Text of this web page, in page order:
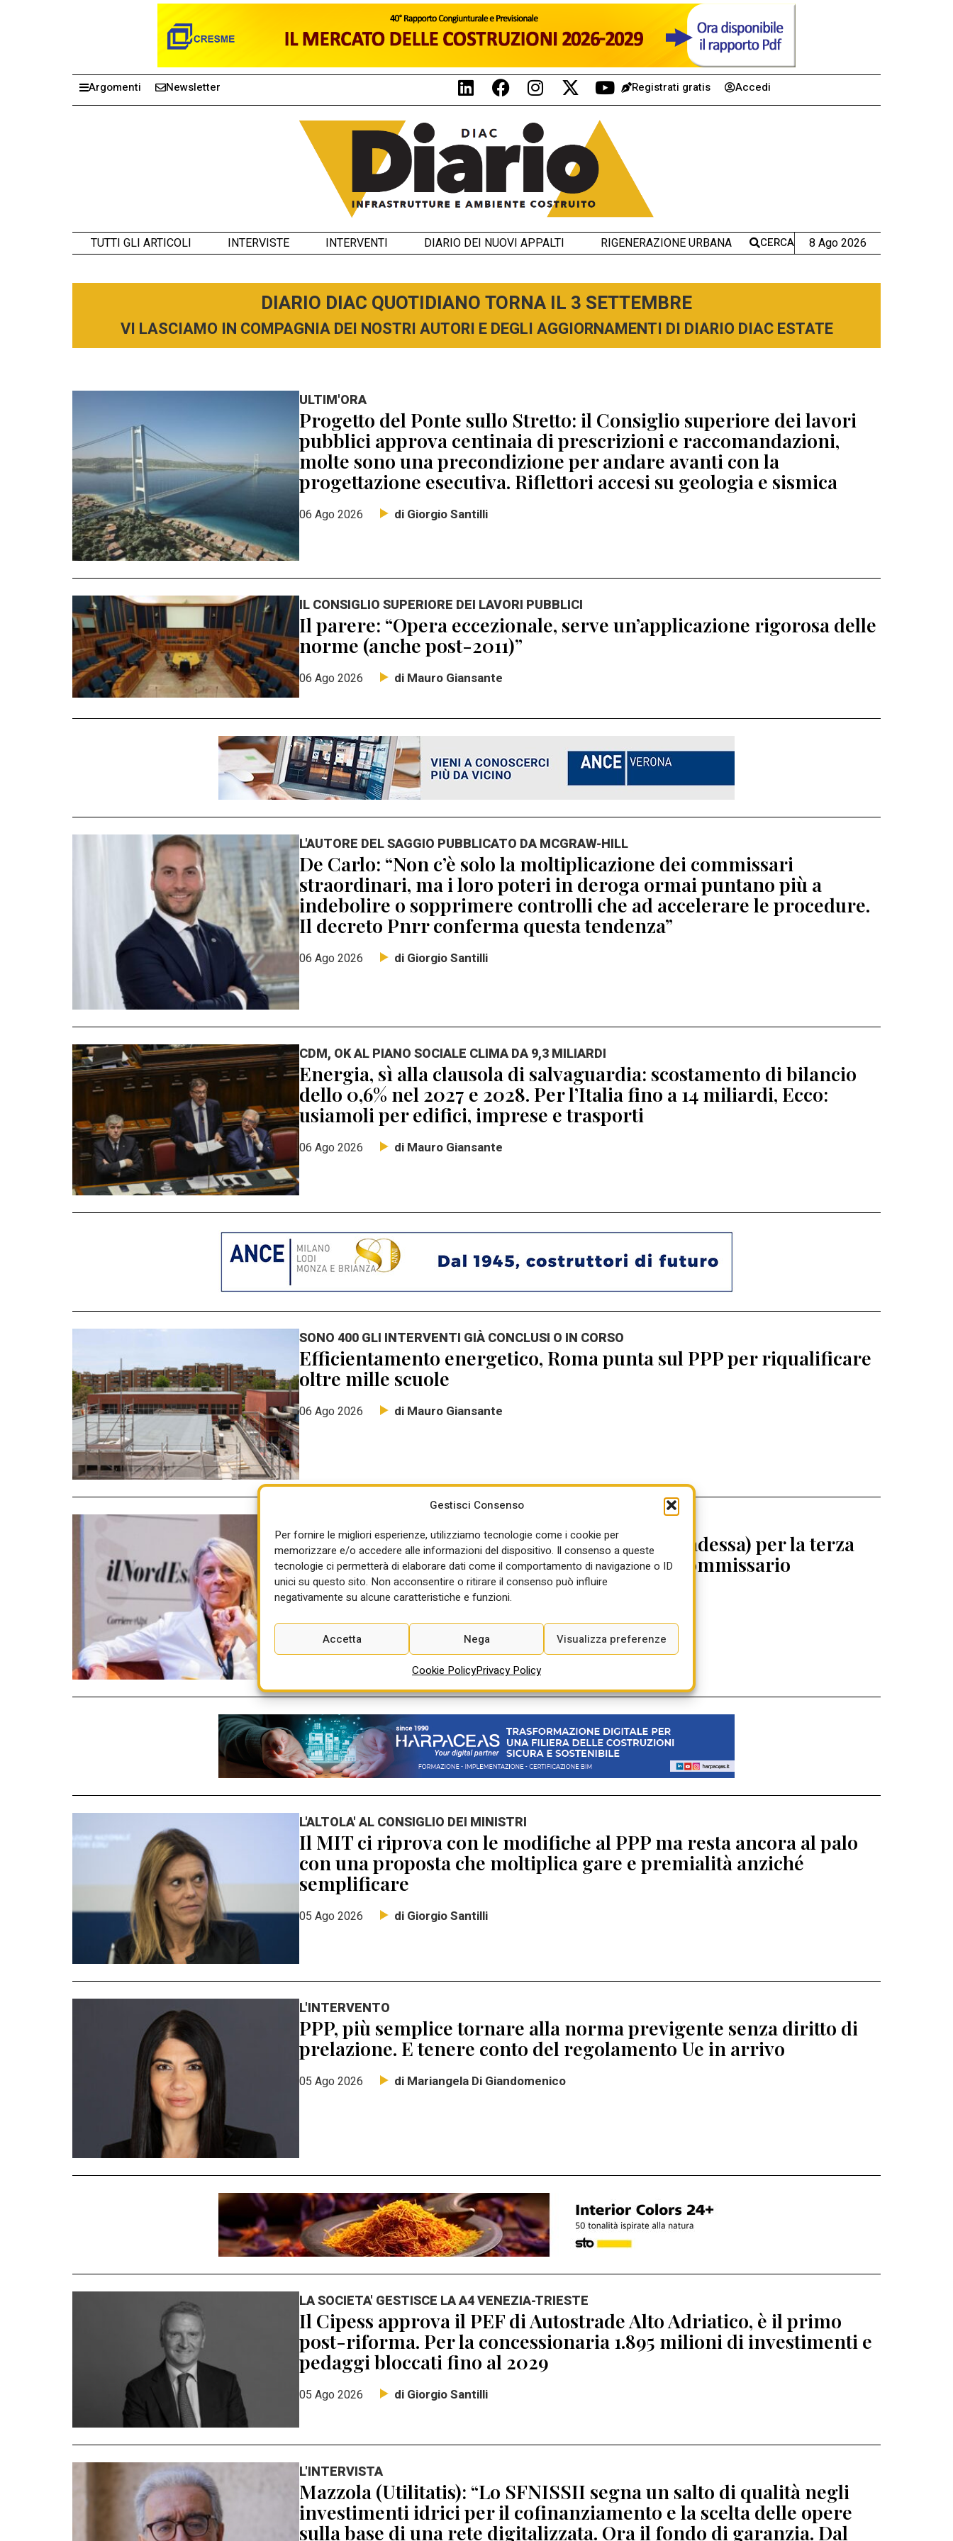
Gestisci Consenso
Per fornire le migliori esperienze, utilizziamo tecnologie come i cookie per
memorizzare e/o accedere alle informazioni del dispositivo. Il consenso a queste
tecnologie ci permetterà di elaborare dati come il comportamento di navigazione o ID
unici su questo sito. Non acconsentire o ritirare il consenso può influire
negativamente su alcune caratteristiche e funzioni.
Accetta Nega Visualizza preferenze
Cookie PolicyPrivacy Policy
Argomenti Newsletter Registrati gratis Accedi
TUTTI GLI ARTICOLI INTERVISTE INTERVENTI DIARIO DEI NUOVI APPALTI RIGENERAZIONE URBANA CERCA 8 Ago 2026
DIARIO DIAC QUOTIDIANO TORNA IL 3 SETTEMBRE
VI LASCIAMO IN COMPAGNIA DEI NOSTRI AUTORI E DEGLI AGGIORNAMENTI DI DIARIO DIAC ESTATE
ULTIM'ORA
Progetto del Ponte sullo Stretto: il Consiglio superiore dei lavori
pubblici approva centinaia di prescrizioni e raccomandazioni,
molte sono una precondizione per andare avanti con la
progettazione esecutiva. Riflettori accesi su geologia e sismica
06 Ago 2026 di Giorgio Santilli
IL CONSIGLIO SUPERIORE DEI LAVORI PUBBLICI
Il parere: “Opera eccezionale, serve un’applicazione rigorosa delle
norme (anche post-2011)”
06 Ago 2026 di Mauro Giansante
L'AUTORE DEL SAGGIO PUBBLICATO DA MCGRAW-HILL
De Carlo: “Non c’è solo la moltiplicazione dei commissari
straordinari, ma i loro poteri in deroga ormai puntano più a
indebolire o sopprimere controlli che ad accelerare le procedure.
Il decreto Pnrr conferma questa tendenza”
06 Ago 2026 di Giorgio Santilli
CDM, OK AL PIANO SOCIALE CLIMA DA 9,3 MILIARDI
Energia, sì alla clausola di salvaguardia: scostamento di bilancio
dello 0,6% nel 2027 e 2028. Per l’Italia fino a 14 miliardi, Ecco:
usiamoli per edifici, imprese e trasporti
06 Ago 2026 di Mauro Giansante
SONO 400 GLI INTERVENTI GIÀ CONCLUSI O IN CORSO
Efficientamento energetico, Roma punta sul PPP per riqualificare
oltre mille scuole
06 Ago 2026 di Mauro Giansante
Parte il programma di ADD Italy Living (Abbadessa) per la terza
gamba del Piano casa: Elisabetta Pellegrini commissario
05 Ago 2026
L'ALTOLA' AL CONSIGLIO DEI MINISTRI
Il MIT ci riprova con le modifiche al PPP ma resta ancora al palo
con una proposta che moltiplica gare e premialità anziché
semplificare
05 Ago 2026 di Giorgio Santilli
L'INTERVENTO
PPP, più semplice tornare alla norma previgente senza diritto di
prelazione. E tenere conto del regolamento Ue in arrivo
05 Ago 2026 di Mariangela Di Giandomenico
LA SOCIETA' GESTISCE LA A4 VENEZIA-TRIESTE
Il Cipess approva il PEF di Autostrade Alto Adriatico, è il primo
post-riforma. Per la concessionaria 1.895 milioni di investimenti e
pedaggi bloccati fino al 2029
05 Ago 2026 di Giorgio Santilli
L'INTERVISTA
Mazzola (Utilitatis): “Lo SFNISSII segna un salto di qualità negli
investimenti idrici per il cofinanziamento e la scelta delle opere
sulla base di una rete digitalizzata. Ora il fondo di garanzia. Dal